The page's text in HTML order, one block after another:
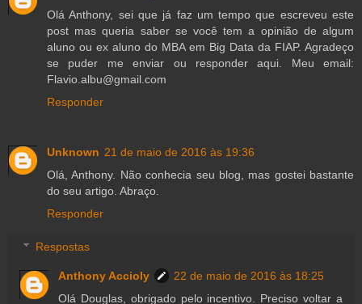
Olá Anthony, sei que já faz um tempo que escreveu este
post mas queria saber se você tem a opinião de algum
aluno ou ex aluno do MBA em Big Data da FIAP. Agradeço
se puder me enviar ou responder aqui. Meu email:
Flavio.albu@gmail.com
Responder
Unknown 21 de maio de 2016 às 19:36
Olá, Anthony. Não conhecia seu blog, mas gostei bastante
do seu artigo. Abraço.
Responder
Respostas
Anthony Accioly
22 de maio de 2016 às 18:25
Olá Douglas, obrigado pelo incentivo. Preciso voltar a